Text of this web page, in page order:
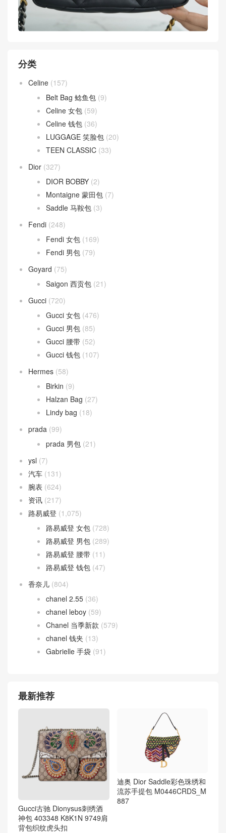
分类
Celine (157)
Belt Bag 鲶鱼包 (9)
Celine 女包 (59)
Celine 钱包 (36)
LUGGAGE 笑脸包 (20)
TEEN CLASSIC (33)
Dior (327)
DIOR BOBBY (2)
Montaigne 蒙田包 (7)
Saddle 马鞍包 (3)
Fendi (248)
Fendi 女包 (169)
Fendi 男包 (79)
Goyard (75)
Saigon 西贡包 (21)
Gucci (720)
Gucci 女包 (476)
Gucci 男包 (85)
Gucci 腰带 (52)
Gucci 钱包 (107)
Hermes (58)
Birkin (9)
Halzan Bag (27)
Lindy bag (18)
prada (99)
prada 男包 (21)
ysl (7)
汽车 (131)
腕表 (624)
资讯 (217)
路易威登 (1,075)
路易威登 女包 (728)
路易威登 男包 (289)
路易威登 腰带 (11)
路易威登 钱包 (47)
香奈儿 (804)
chanel 2.55 (36)
chanel leboy (59)
Chanel 当季新款 (579)
chanel 钱夹 (13)
Gabrielle 手袋 (91)
最新推荐
Gucci古驰 Dionysus刺绣酒
神包 403348 K8K1N 9749肩
背包织纹虎头扣
迪奥 Dior Saddle彩色珠绣和
流苏手提包 M0446CRDS_M
887